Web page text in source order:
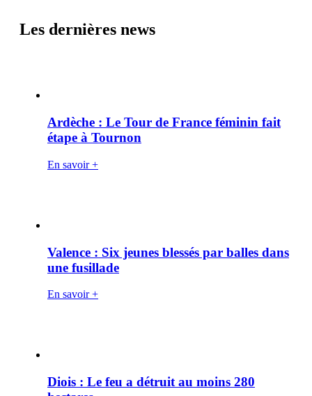
Les dernières news
Ardèche : Le Tour de France féminin fait
étape à Tournon
En savoir +
Valence : Six jeunes blessés par balles dans
une fusillade
En savoir +
Diois : Le feu a détruit au moins 280